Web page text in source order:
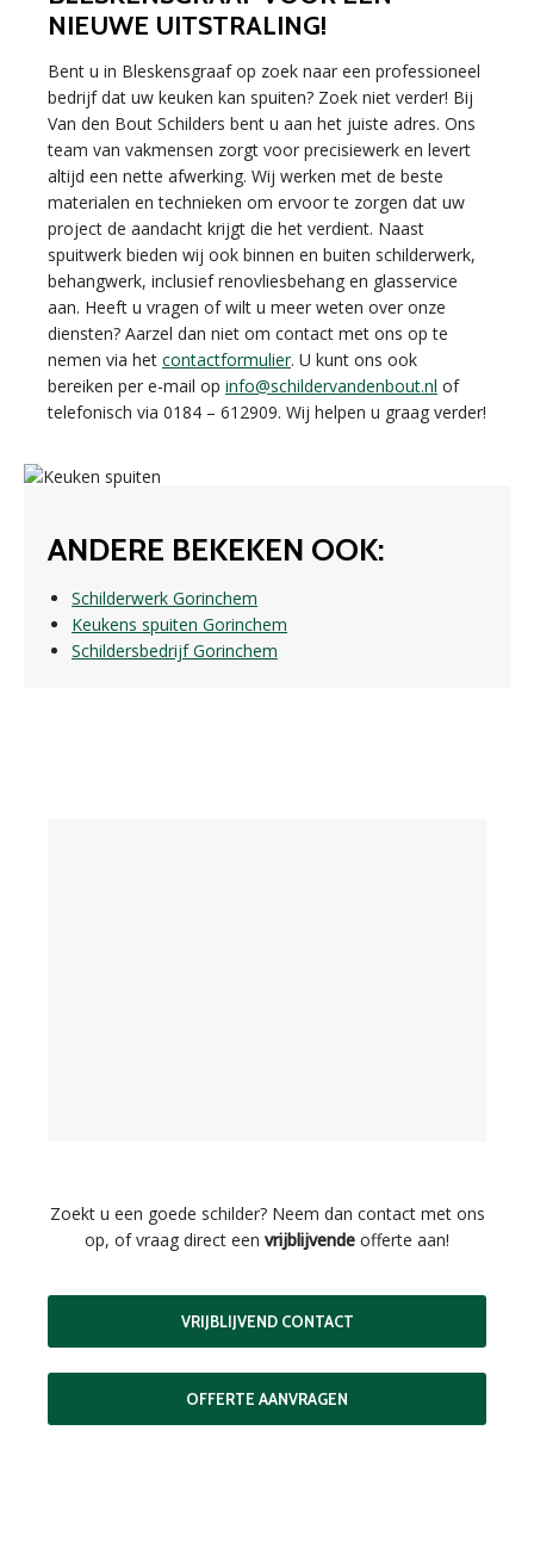
NIEUWE UITSTRALING!
Bent u in Bleskensgraaf op zoek naar een professioneel
bedrijf dat uw keuken kan spuiten? Zoek niet verder! Bij
Van den Bout Schilders bent u aan het juiste adres. Ons
team van vakmensen zorgt voor precisiewerk en levert
altijd een nette afwerking. Wij werken met de beste
materialen en technieken om ervoor te zorgen dat uw
project de aandacht krijgt die het verdient. Naast
spuitwerk bieden wij ook binnen en buiten schilderwerk,
behangwerk, inclusief renovliesbehang en glasservice
aan. Heeft u vragen of wilt u meer weten over onze
diensten? Aarzel dan niet om contact met ons op te
nemen via het contactformulier. U kunt ons ook
bereiken per e-mail op info@schildervandenbout.nl of
telefonisch via 0184 – 612909. Wij helpen u graag verder!
ANDERE BEKEKEN OOK:
Schilderwerk Gorinchem
Keukens spuiten Gorinchem
Schildersbedrijf Gorinchem
Zoekt u een goede schilder? Neem dan contact met ons
op, of vraag direct een vrijblijvende offerte aan!
VRIJBLIJVEND CONTACT
OFFERTE AANVRAGEN